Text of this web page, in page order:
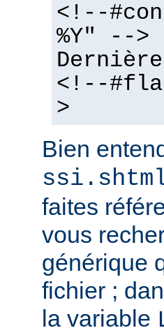
<!--
%Y" -->
<!--
>
Bien
faites
vous
générique
fichier ;
la variable